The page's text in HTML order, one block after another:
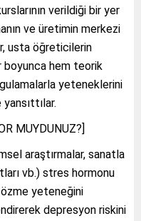
verildiği bir yer
ve üretimin merkezi
usta öğreticilerin
hem teorik
yeteneklerini
MUYDUNUZ?]
araştırmalar, sanatla
vb.) stres hormonu
yeteneğini
depresyon riskini